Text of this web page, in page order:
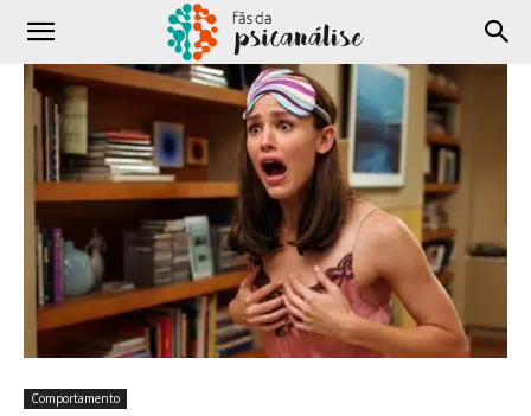
Comportamento